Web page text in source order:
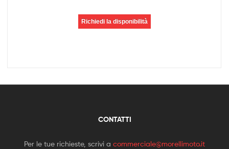
Richiedi la disponibilità
CONTATTI
Per le tue richieste, scrivi a commerciale@morellimoto.it